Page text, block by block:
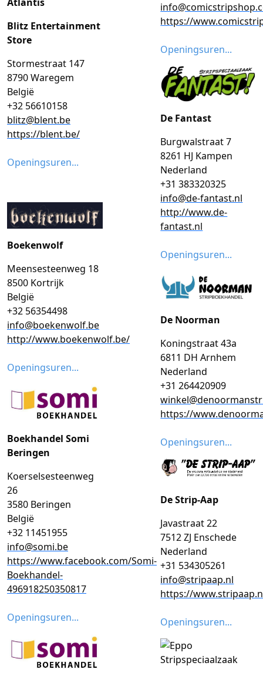
Blitz Entertainment
Store
Stormestraat 147
8790 Waregem
België
+32 56610158
blitz@blent.be
https://blent.be/
Openingsuren...
Boekenwolf
Meensesteenweg 18
8500 Kortrijk
België
+32 56354498
info@boekenwolf.be
http://www.boekenwolf.be/
Openingsuren...
Boekhandel Somi
Beringen
Koerselsesteenweg
26
3580 Beringen
België
+32 11451955
info@somi.be
https://www.facebook.com/Somi-
Boekhandel-
496918250350817
Openingsuren...
https://
Openingsuren...
De Fantast
Burgwalstraat 7
8261 HJ Kampen
Nederland
+31 383320325
info@de-fantast.nl
http://www.de-
fantast.nl
Openingsuren...
De Noorman
Koningstraat 43a
6811 DH Arnhem
Nederland
+31 264420909
https://
Openingsuren...
De Strip-Aap
Javastraat 22
7512 ZJ Enschede
Nederland
+31 534305261
info@stripaap.nl
https://
Openingsuren...